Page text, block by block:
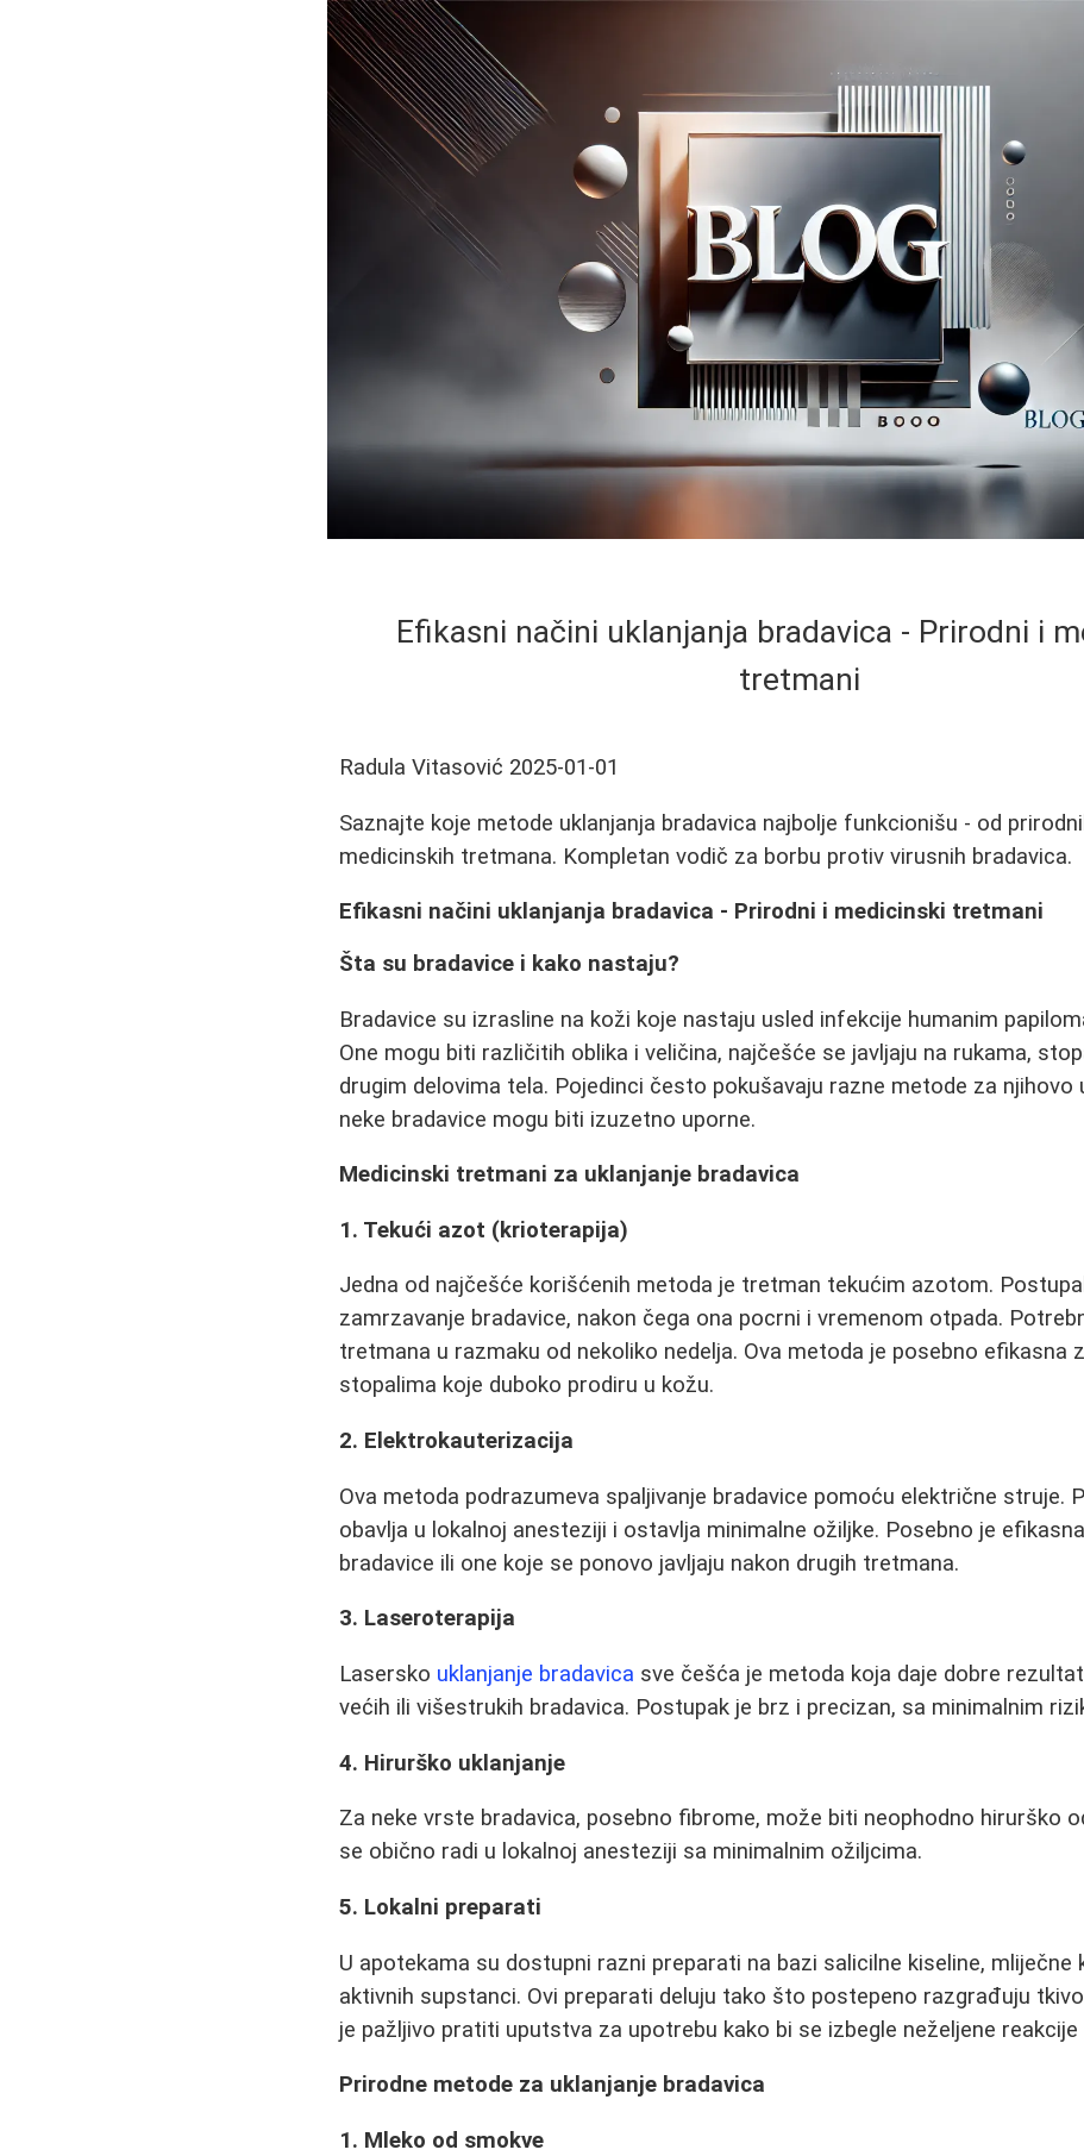
Efikasni načini uklanjanja bradavica - Prirodni i
tretmani
Radula Vitasović 2025-01-01
Saznajte koje metode uklanjanja bradavica najbolje funkcionišu - od
medicinskih tretmana. Kompletan vodič za borbu protiv virusnih bradavica.
Efikasni načini uklanjanja bradavica - Prirodni i medicinski tretmani
Šta su bradavice i kako nastaju?
Bradavice su izrasline na koži koje nastaju usled infekcije humanim
One mogu biti različitih oblika i veličina, najčešće se javljaju na rukama,
drugim delovima tela. Pojedinci često pokušavaju razne metode za njihovo
neke bradavice mogu biti izuzetno uporne.
Medicinski tretmani za uklanjanje bradavica
1. Tekući azot (krioterapija)
Jedna od najčešće korišćenih metoda je tretman tekućim azotom.
zamrzavanje bradavice, nakon čega ona pocrni i vremenom otpada.
tretmana u razmaku od nekoliko nedelja. Ova metoda je posebno efikasna
stopalima koje duboko prodiru u kožu.
2. Elektrokauterizacija
Ova metoda podrazumeva spaljivanje bradavice pomoću električne struje.
obavlja u lokalnoj anesteziji i ostavlja minimalne ožiljke. Posebno je
bradavice ili one koje se ponovo javljaju nakon drugih tretmana.
3. Laseroterapija
Lasersko uklanjanje bradavica sve češća je metoda koja daje dobre
većih ili višestrukih bradavica. Postupak je brz i precizan, sa minimalnim
4. Hirurško uklanjanje
Za neke vrste bradavica, posebno fibrome, može biti neophodno hirurško
se obično radi u lokalnoj anesteziji sa minimalnim ožiljcima.
5. Lokalni preparati
U apotekama su dostupni razni preparati na bazi salicilne kiseline, mliječne
aktivnih supstanci. Ovi preparati deluju tako što postepeno razgrađuju
je pažljivo pratiti uputstva za upotrebu kako bi se izbegle neželjene reakcije
Prirodne metode za uklanjanje bradavica
1. Mleko od smokve